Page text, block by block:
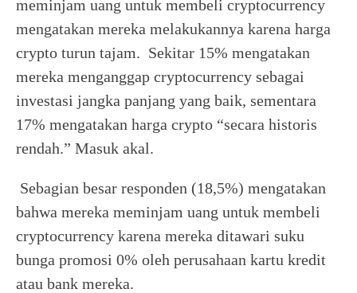
meminjam uang untuk membeli cryptocurrency
mengatakan mereka melakukannya karena harga
crypto turun tajam. Sekitar 15% mengatakan
mereka menganggap cryptocurrency sebagai
investasi jangka panjang yang baik, sementara
17% mengatakan harga crypto “secara historis
rendah.” Masuk akal.
Sebagian besar responden (18,5%) mengatakan
bahwa mereka meminjam uang untuk membeli
cryptocurrency karena mereka ditawari suku
bunga promosi 0% oleh perusahaan kartu kredit
atau bank mereka.